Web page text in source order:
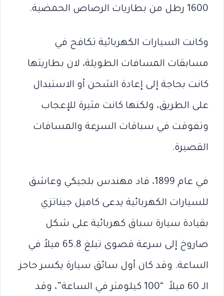
1600 رطل من بطاريات الرصاص الحمضية.
وكانت السيارات الكهربائية تكافح في
مسابقات المسافات الطويلة، لان بطاريتها
كانت بحاجة إلى إعادة الشحن أو الاستبدال
على الطريق، ولكنها كانت مثيرة للإعجاب
وتفوقت في سباقات السرعة والمسافات
القصيرة.
في عام 1899، قاد مهندس بلجيكي وعاشق
للسيارات الكهربائية يدعى كاميل جيناتزي
بقيادة سيارة سباق كهربائية على شكل
صاروخ إلى سرعة قصوى تبلغ 65.8 ميلاً في
الساعة. وقد كان أول سائق سيارة يكسر حاجز
الـ 60 ميلاً “100 كيلومتر في الساعة”، وقد